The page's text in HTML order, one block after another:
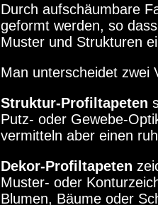
Durch aufschäumbare
geformt werden, so
Muster und Strukturen
Man unterscheidet zwei
Struktur-Profiltapeten
Putz- oder Gewebe-
vermitteln aber einen
Dekor-Profiltapeten
Muster- oder
Blumen, Bäume oder